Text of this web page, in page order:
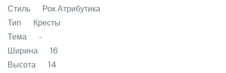
Стиль
Рок Атрибутика
Тип
Кресты
Тема
-
Ширина
16
Высота
14